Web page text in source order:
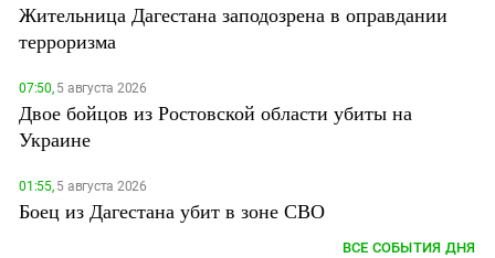
Жительница Дагестана заподозрена в оправдании
терроризма
07:50,5 августа 2026
Двое бойцов из Ростовской области убиты на
Украине
01:55,5 августа 2026
Боец из Дагестана убит в зоне СВО
ВСЕ СОБЫТИЯ ДНЯ